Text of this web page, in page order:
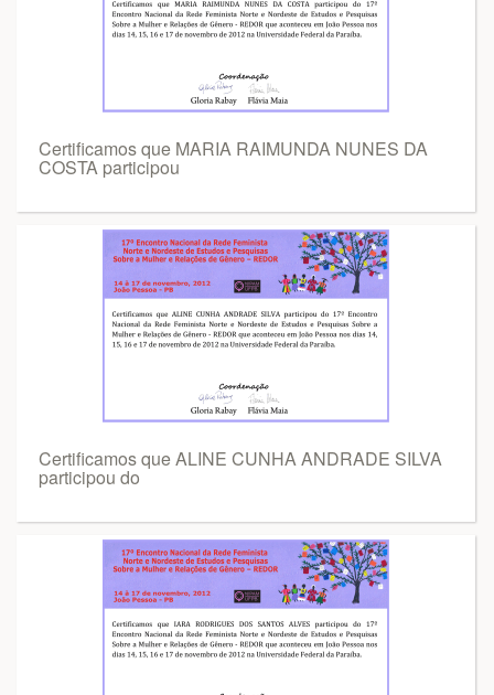
Certificamos que MARIA RAIMUNDA NUNES DA
COSTA participou
Certificamos que ALINE CUNHA ANDRADE SILVA
participou do